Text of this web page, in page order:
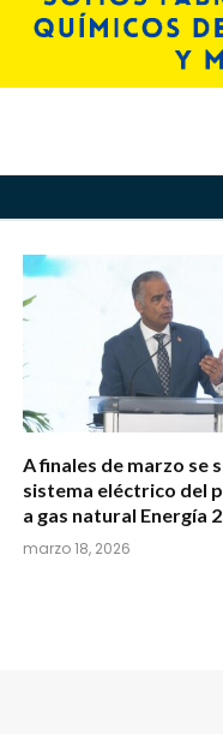
A finales de marzo se
sistema eléctrico del
a gas natural Energía
marzo 18, 2026